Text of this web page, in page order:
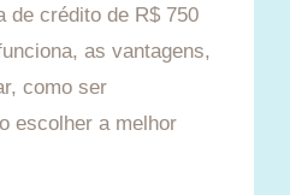
de crédito de R$ 750
as vantagens,
como ser
escolher a melhor